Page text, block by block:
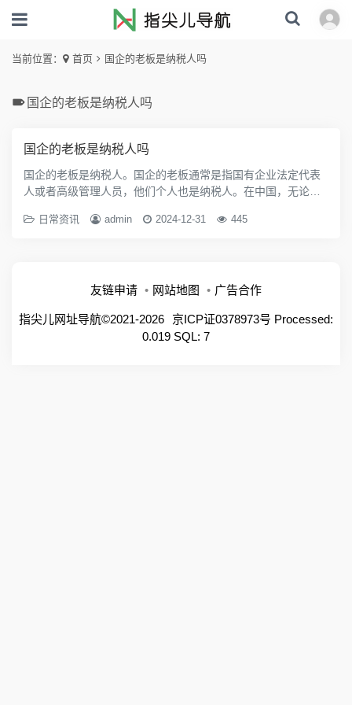
当前位置： 首页 国企的老板是纳税人吗
国企的老板是纳税人吗
国企的老板是纳税人吗
国企的老板是纳税人。国企的老板通常是指国有企业法定代表
人或者高级管理人员，他们个人也是纳税人。在中国，无论是
按照中国的税法规定缴纳相应的税费，包括...
日常资讯 admin 2024-12-31 445
友链申请 网站地图 广告合作
指尖儿网址导航©2021-2026 京ICP证0378973号 Processed:
0.019 SQL: 7